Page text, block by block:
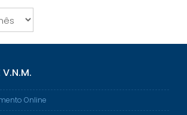
V.N.M.
Online